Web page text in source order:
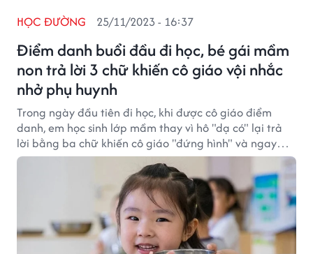
Điểm danh buổi đầu đi học, bé gái mầm
non trả lời 3 chữ khiến cô giáo vội nhắc
nhở phụ huynh
HỌC ĐƯỜNG 25/11/2023 - 16:37
Trong ngày đầu tiên đi học, khi được cô giáo điểm
danh, em học sinh lớp mầm thay vì hô "dạ có" lại trả
lời bằng ba chữ khiến cô giáo "đứng hình" và ngay
sau đó phải nhắc nhở phụ huynh.